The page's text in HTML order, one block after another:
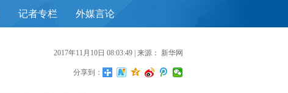
记者专栏 外媒言论
2017年11月10日 08:03:49 | 来源： 新华网
分享到：